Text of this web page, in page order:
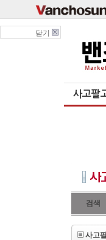
닫기
사고팔
검색
사고